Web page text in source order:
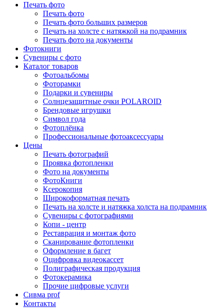
Печать фото
Печать фото
Печать фото больших размеров
Печать на холсте с натяжкой на подрамник
Печать фото на документы
Фотокниги
Сувениры с фото
Каталог товаров
Фотоальбомы
Фоторамки
Подарки и сувениры
Солнцезащитные очки POLAROID
Брендовые игрушки
Символ года
Фотоплёнка
Профессиональные фотоаксессуары
Цены
Печать фотографий
Проявка фотопленки
Фото на документы
ФотоКниги
Ксерокопия
Широкоформатная печать
Печать на холсте и натяжка холста на подрамник
Сувениры с фотографиями
Копи - центр
Реставрация и монтаж фото
Сканирование фотопленки
Оформление в багет
Оцифровка видеокассет
Полиграфическая продукция
Фотокерамика
Прочие цифровые услуги
Сивма prof
Контакты